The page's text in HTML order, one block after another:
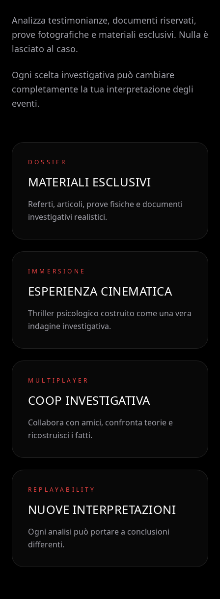
Analizza testimonianze, documenti riservati,
prove fotografiche e materiali esclusivi. Nulla è
lasciato al caso.
Ogni scelta investigativa può cambiare
completamente la tua interpretazione degli
eventi.
DOSSIER
MATERIALI ESCLUSIVI
Referti, articoli, prove fisiche e documenti
investigativi realistici.
IMMERSIONE
ESPERIENZA CINEMATICA
Thriller psicologico costruito come una vera
indagine investigativa.
MULTIPLAYER
COOP INVESTIGATIVA
Collabora con amici, confronta teorie e
ricostruisci i fatti.
REPLAYABILITY
NUOVE INTERPRETAZIONI
Ogni analisi può portare a conclusioni
differenti.